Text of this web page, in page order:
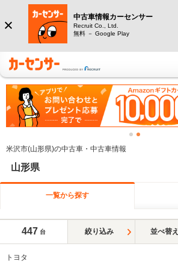
中古車情報カーセンサー
Recruit Co., Ltd.
無料 － Google Play
米沢市(山形県)の中古車・中古車情報
山形県
一覧から探す
447 台 絞り込み 並べ替え
トヨタ